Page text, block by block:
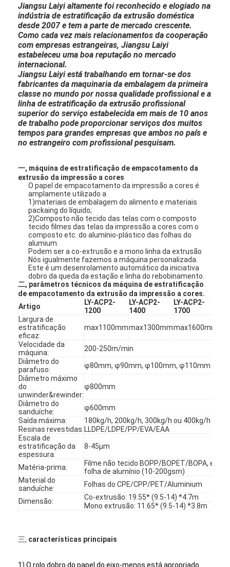
Jiangsu Laiyi altamente foi reconhecido e elogiado na
indústria de estratificação da extrusão doméstica
desde 2007 e tem a parte de mercado crescente.
Como cada vez mais relacionamentos da cooperação
com empresas estrangeiras, Jiangsu Laiyi
estabeleceu uma boa reputação no mercado
internacional.
Jiangsu Laiyi está trabalhando em tornar-se dos
fabricantes da maquinaria da embalagem da primeira
classe no mundo por nossa qualidade profissional e a
linha de estratificação da extrusão profissional
superior do serviço estabelecida em mais de 10 anos
de trabalho pode proporcionar serviços dos muitos
tempos para grandes empresas que ambos no país e
no estrangeiro com profissional pesquisam.
一, máquina de estratificação de empacotamento da
extrusão da impressão a cores
O papel de empacotamento da impressão a cores é
amplamente utilizado a
1)materiais de embalagem do alimento e materiais
packaing do líquido;
2)Composto não tecido das telas com o composto
tecido filmes das telas da impressão a cores com o
composto etc. do alumínio-plástico das folhas do
alumium.
Podem ser a co-extrusão e a mono linha da extrusão
Nós igualmente fazemos a máquina personalizada.
Este é um desenrolamento automático da iniciativa
dobro da queda da estação e linha do rebobinamento.
二, parâmetros técnicos da máquina de estratificação
de empacotamento da extrusão da impressão a cores.
Artigo
LY-ACP2-
1200
LY-ACP2-
1400
LY-ACP2-
1700
Largura de
estratificação
eficaz:
max1100mmmax1300mmmax1600mm
Velocidade da
máquina:
200-250m/min
Diâmetro do
parafuso:
φ80mm, φ90mm, φ100mm, φ110mm
Diâmetro máximo
do
unwinder&rewinder:
φ800mm
Diâmetro do
sanduíche:
φ600mm
Saída máxima:
180kg/h, 200kg/h, 300kg/h ou 400kg/h
Resinas revestidas: LLDPE/LDPE/PP/EVA/EAA
Escala de
estratificação da
espessura:
8-45μm
Matéria-prima:
Filme não tecido BOPP/BOPET/BOPA, etc.
folha de alumínio (10-200gsm)
Material do
sanduíche:
Folhas do CPE/CPP/PET/Aluminium
Dimensão:
Co-extrusão: 19.55* (9.5-14) *4.7m
Mono extrusão: 11.65* (9.5-14) *3.8m
三, características principais
1) O rolo dobro do papel do eixo-menos está apropriado